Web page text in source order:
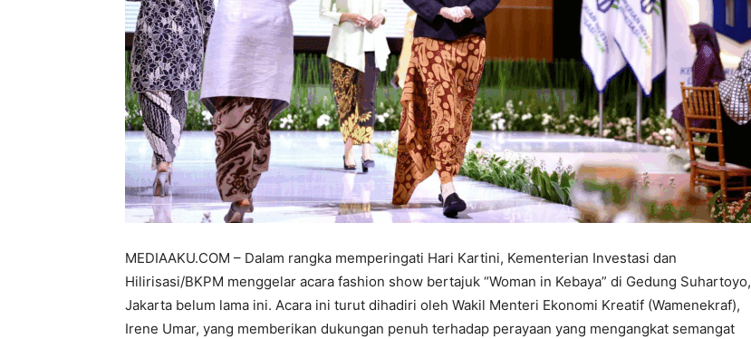
MEDIAAKU.COM – Dalam rangka memperingati Hari Kartini, Kementerian Investasi dan
Hilirisasi/BKPM menggelar acara fashion show bertajuk “Woman in Kebaya” di Gedung Suhartoyo,
Jakarta belum lama ini. Acara ini turut dihadiri oleh Wakil Menteri Ekonomi Kreatif (Wamenekraf),
Irene Umar, yang memberikan dukungan penuh terhadap perayaan yang mengangkat semangat